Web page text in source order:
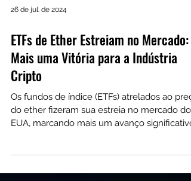
ETFs de Ether Estreiam no Mercado:
Mais uma Vitória para a Indústria
Cripto
Os fundos de índice (ETFs) atrelados ao
do ether fizeram sua estreia no mercado dos
para...